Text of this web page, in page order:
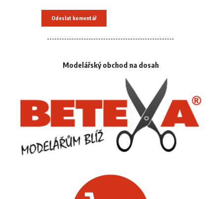
Modelářský obchod na dosah